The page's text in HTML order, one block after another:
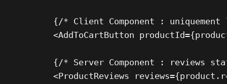
{/* Client Component : uniquement
<AddToCartButton productId=
{/* Server Component : reviews
<ProductReviews reviews=